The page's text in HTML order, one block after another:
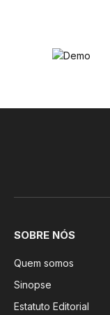
SOBRE NÓS
Quem somos
Sinopse
Estatuto Editorial